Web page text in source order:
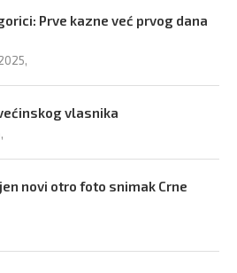
Prve kazne već prvog dana
vlasnika
novi otro foto snimak Crne